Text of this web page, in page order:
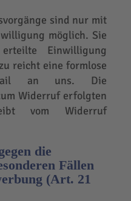
sind nur mit
möglich. Sie
Einwilligung
reicht eine formlose
an uns. Die
Widerruf erfolgten
vom Widerruf
die
Fällen
(Art. 21